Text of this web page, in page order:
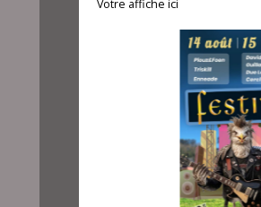
Votre affiche ici